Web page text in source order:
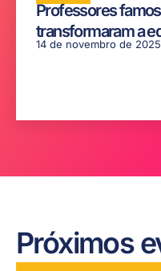
Professores
transformaram a
14 de novembro de 2025
Próximos